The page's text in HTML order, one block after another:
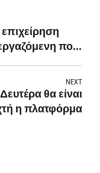
που
NEXT
θα είναι
η πλατφόρμα